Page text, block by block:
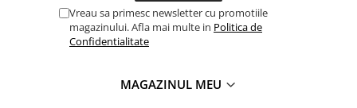
Vreau sa primesc newsletter cu promotiile
magazinului. Afla mai multe in Politica de
Confidentialitate
MAGAZINUL MEU